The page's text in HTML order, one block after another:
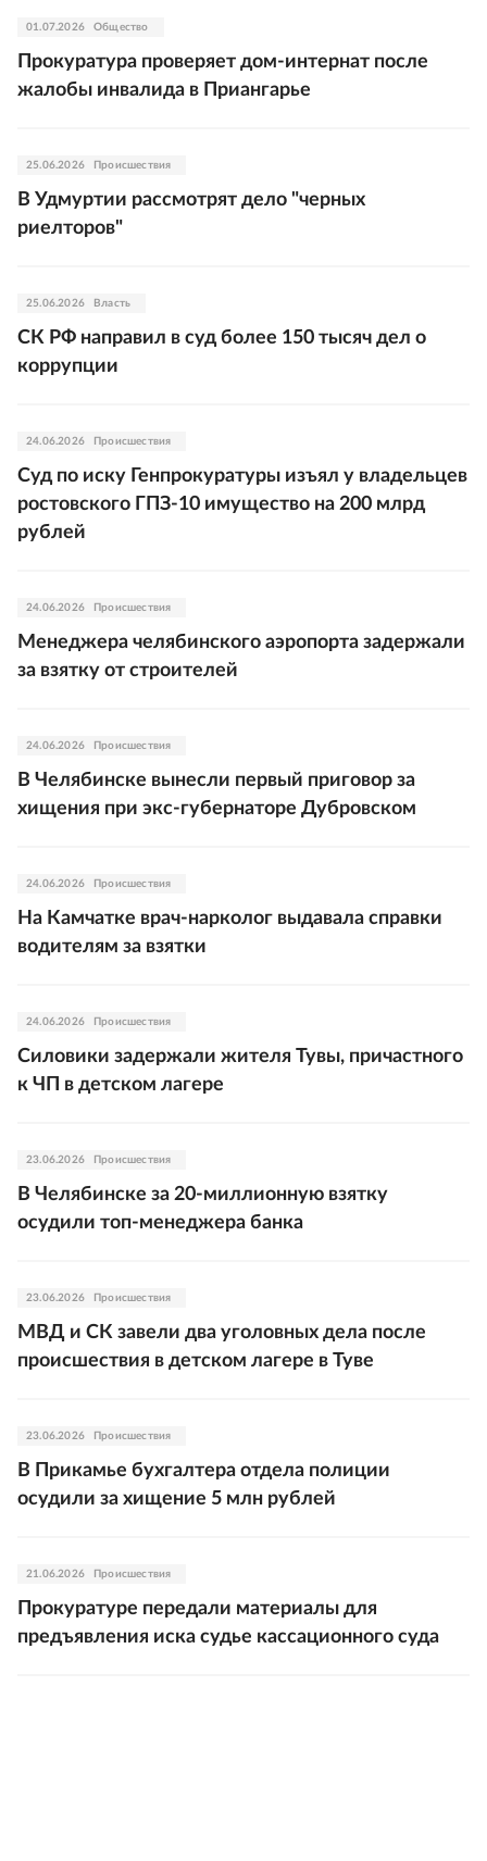
01.07.2026 Общество
Прокуратура проверяет дом-интернат после
жалобы инвалида в Приангарье
25.06.2026 Происшествия
В Удмуртии рассмотрят дело "черных
риелторов"
25.06.2026 Власть
СК РФ направил в суд более 150 тысяч дел о
коррупции
24.06.2026 Происшествия
Суд по иску Генпрокуратуры изъял у владельцев
ростовского ГПЗ-10 имущество на 200 млрд
рублей
24.06.2026 Происшествия
Менеджера челябинского аэропорта задержали
за взятку от строителей
24.06.2026 Происшествия
В Челябинске вынесли первый приговор за
хищения при экс-губернаторе Дубровском
24.06.2026 Происшествия
На Камчатке врач-нарколог выдавала справки
водителям за взятки
24.06.2026 Происшествия
Силовики задержали жителя Тувы, причастного
к ЧП в детском лагере
23.06.2026 Происшествия
В Челябинске за 20-миллионную взятку
осудили топ-менеджера банка
23.06.2026 Происшествия
МВД и СК завели два уголовных дела после
происшествия в детском лагере в Туве
23.06.2026 Происшествия
В Прикамье бухгалтера отдела полиции
осудили за хищение 5 млн рублей
21.06.2026 Происшествия
Прокуратуре передали материалы для
предъявления иска судье кассационного суда